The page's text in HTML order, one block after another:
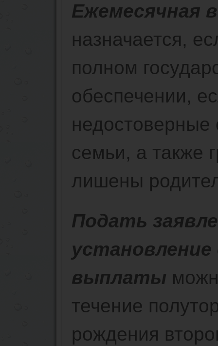
Ежемесячная
назначается,
полном
обеспечении,
недостоверные
семьи, а также
лишены
Подать
установление
выплаты
течение
рождения